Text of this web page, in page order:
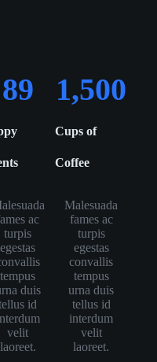
89
ac
turpis
egestas
tempus
duis
id
velit
laoreet.
Cups of
Coffee
1,500
Malesuada
fames ac
turpis
egestas
convallis
tempus
urna duis
tellus id
interdum
velit
laoreet.